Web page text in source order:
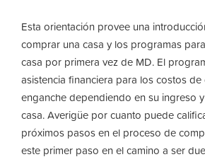
Esta orientación provee una
comprar una casa y los programas
casa por primera vez de MD. El
asistencia financiera para los costos de
enganche dependiendo en su ingreso
casa. Averigüe por cuanto puede
próximos pasos en el proceso de
este primer paso en el camino a ser